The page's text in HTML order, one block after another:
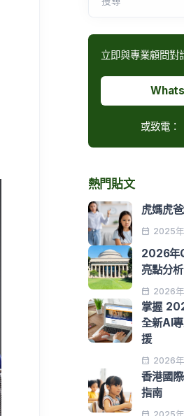
立即與專業顧問對
或致電：
熱門貼文
虎媽虎
2025
2026年
亮點分析
2026
掌握
全新AI
援
2026
香港國
指南